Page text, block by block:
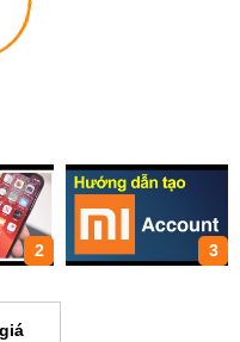
2 3